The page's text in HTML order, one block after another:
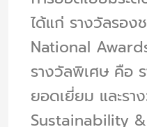
ได้แก่ รางวัลรอง
National
รางวัลพิเศษ คือ
ยอดเยี่ยม และรา
Sustainability